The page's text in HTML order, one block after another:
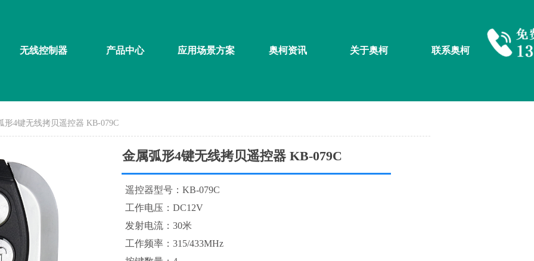
无线控制器 产品中心 应用场景方案 奥柯资讯 关于奥柯 联系奥柯
形4键无线拷贝遥控器 KB-079C
金属弧形4键无线拷贝遥控器 KB-079C
遥控器型号：KB-079C
工作电压：DC12V
发射电流：30米
工作频率：315/433MHz